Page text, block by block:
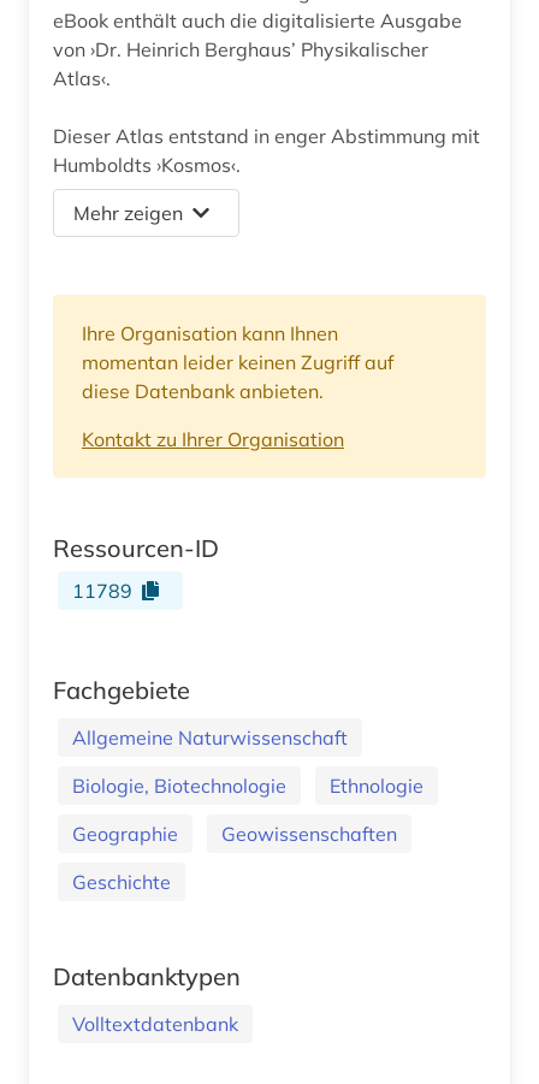
eBook enthält auch die digitalisierte Ausgabe
von ›Dr. Heinrich Berghaus’ Physikalischer
Atlas‹.
Dieser Atlas entstand in enger Abstimmung mit
Humboldts ›Kosmos‹.
Mehr zeigen
Ihre Organisation kann Ihnen
momentan leider keinen Zugriff auf
diese Datenbank anbieten.
Kontakt zu Ihrer Organisation
Ressourcen-ID
11789
Fachgebiete
Allgemeine Naturwissenschaft
Biologie, Biotechnologie
Ethnologie
Geographie
Geowissenschaften
Geschichte
Datenbanktypen
Volltextdatenbank